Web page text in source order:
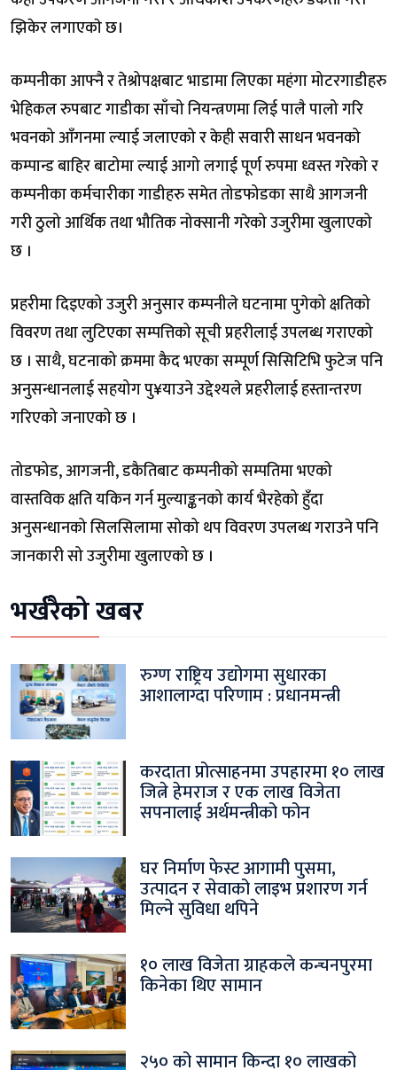
झिकेर लगाएकाे छ।
कम्पनीका आफ्नै र तेश्रोपक्षबाट भाडामा लिएका महंगा मोटरगाडीहरु
भेहिकल रुपबाट गाडीका साँचो नियन्त्रणमा लिई पालै पालो गरि
भवनको आँगनमा ल्याई जलाएको र केही सवारी साधन भवनको
कम्पान्ड बाहिर बाटोमा ल्याई आगो लगाई पूर्ण रुपमा ध्वस्त गरेको र
कम्पनीका कर्मचारीका गाडीहरु समेत तोडफोडका साथै आगजनी
गरी ठुलो आर्थिक तथा भौतिक नोक्सानी गरेको उजुरीमा खुलाएको
छ ।
प्रहरीमा दिइएको उजुरी अनुसार कम्पनीले घटनामा पुगेको क्षतिको
विवरण तथा लुटिएका सम्पत्तिको सूची प्रहरीलाई उपलब्ध गराएको
छ । साथै, घटनाको क्रममा कैद भएका सम्पूर्ण सिसिटिभि फुटेज पनि
अनुसन्धानलाई सहयोग पु¥याउने उद्देश्यले प्रहरीलाई हस्तान्तरण
गरिएको जनाएको छ ।
तोडफोड, आगजनी, डकैतिबाट कम्पनीको सम्पतिमा भएको
वास्तविक क्षति यकिन गर्न मुल्याङ्कनको कार्य भैरहेको हुँदा
अनुसन्धानको सिलसिलामा सोको थप विवरण उपलब्ध गराउने पनि
जानकारी सो उजुरीमा खुलाएको छ ।
भर्खरैको खबर
रुग्ण राष्ट्रिय उद्योगमा सुधारका
आशालाग्दा परिणाम : प्रधानमन्त्री
करदाता प्रोत्साहनमा उपहारमा १० लाख
जित्ने हेमराज र एक लाख विजेता
सपनालाई अर्थमन्त्रीको फोन
घर निर्माण फेस्ट आगामी पुसमा,
उत्पादन र सेवाको लाइभ प्रशारण गर्न
मिल्ने सुविधा थपिने
१० लाख विजेता ग्राहकले कन्चनपुरमा
किनेका थिए सामान
२५० को सामान किन्दा १० लाखको